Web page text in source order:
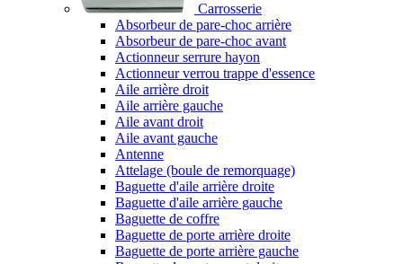
Carrosserie
Absorbeur de pare-choc arrière
Absorbeur de pare-choc avant
Actionneur serrure hayon
Actionneur verrou trappe d'essence
Aile arrière droit
Aile arrière gauche
Aile avant droit
Aile avant gauche
Antenne
Attelage (boule de remorquage)
Baguette d'aile arrière droite
Baguette d'aile arrière gauche
Baguette de coffre
Baguette de porte arrière droite
Baguette de porte arrière gauche